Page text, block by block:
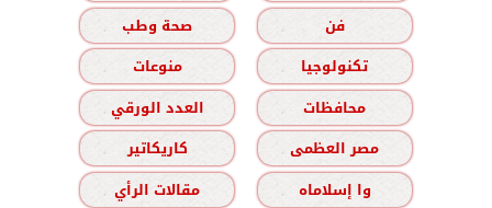
فن
صحة وطب
تكنولوجيا
منوعات
محافظات
العدد الورقي
مصر العظمى
كاريكاتير
وا إسلاماه
مقالات الرأي